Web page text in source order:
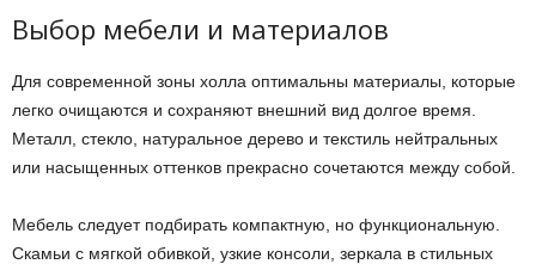
Выбор мебели и материалов
Для современной зоны холла оптимальны материалы, которые
легко очищаются и сохраняют внешний вид долгое время.
Металл, стекло, натуральное дерево и текстиль нейтральных
или насыщенных оттенков прекрасно сочетаются между собой.
Мебель следует подбирать компактную, но функциональную.
Скамьи с мягкой обивкой, узкие консоли, зеркала в стильных